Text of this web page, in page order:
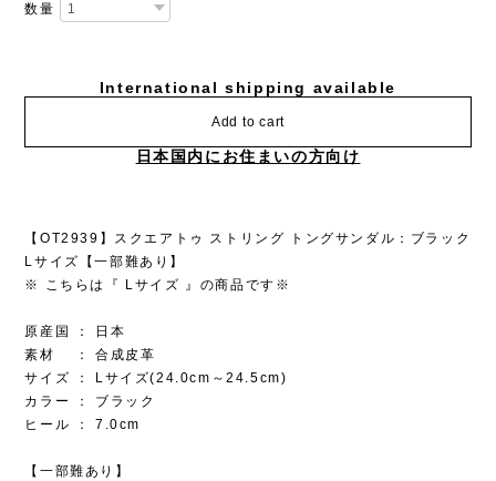
数量
International shipping available
Add to cart
日本国内にお住まいの方向け
【OT2939】スクエアトゥ ストリング トングサンダル：ブラック
Lサイズ【一部難あり】
※ こちらは『 Lサイズ 』の商品です※
原産国 ： 日本
素材 ： 合成皮革
サイズ ： Lサイズ(24.0cm～24.5cm)
カラー ： ブラック
ヒール ： 7.0cm
【一部難あり】